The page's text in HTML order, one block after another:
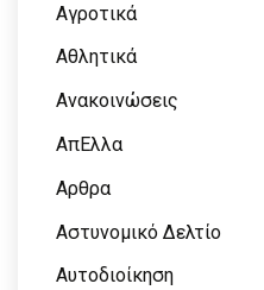
Αγροτικά
Αθλητικά
Ανακοινώσεις
ΑπΕλλα
Αρθρα
Αστυνομικό Δελτίο
Αυτοδιοίκηση